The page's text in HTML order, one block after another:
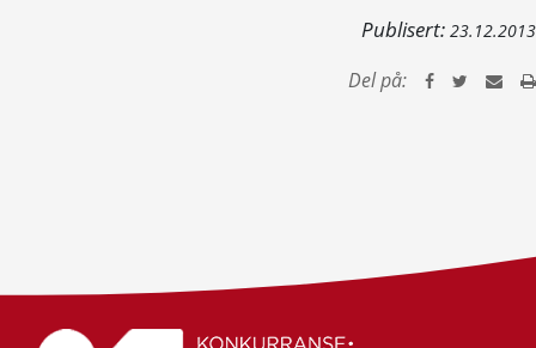
Publisert: 23.12.2013
Del på: